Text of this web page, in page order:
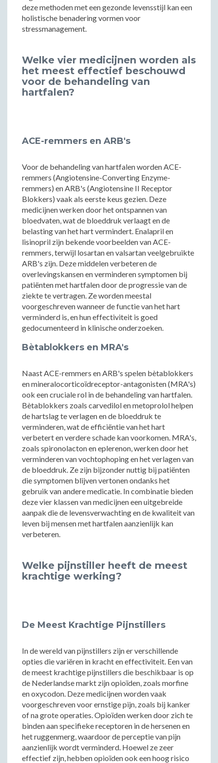
deze methoden met een gezonde levensstijl kan een
holistische benadering vormen voor
stressmanagement.
Welke vier medicijnen worden als
het meest effectief beschouwd
voor de behandeling van
hartfalen?
ACE-remmers en ARB's
Voor de behandeling van hartfalen worden ACE-
remmers (Angiotensine-Converting Enzyme-
remmers) en ARB's (Angiotensine II Receptor
Blokkers) vaak als eerste keus gezien. Deze
medicijnen werken door het ontspannen van
bloedvaten, wat de bloeddruk verlaagt en de
belasting van het hart vermindert. Enalapril en
lisinopril zijn bekende voorbeelden van ACE-
remmers, terwijl losartan en valsartan veelgebruikte
ARB's zijn. Deze middelen verbeteren de
overlevingskansen en verminderen symptomen bij
patiënten met hartfalen door de progressie van de
ziekte te vertragen. Ze worden meestal
voorgeschreven wanneer de functie van het hart
verminderd is, en hun effectiviteit is goed
gedocumenteerd in klinische onderzoeken.
Bètablokkers en MRA's
Naast ACE-remmers en ARB's spelen bètablokkers
en mineralocorticoïdreceptor-antagonisten (MRA's)
ook een cruciale rol in de behandeling van hartfalen.
Bètablokkers zoals carvedilol en metoprolol helpen
de hartslag te verlagen en de bloeddruk te
verminderen, wat de efficiëntie van het hart
verbetert en verdere schade kan voorkomen. MRA's,
zoals spironolacton en eplerenon, werken door het
verminderen van vochtophoping en het verlagen van
de bloeddruk. Ze zijn bijzonder nuttig bij patiënten
die symptomen blijven vertonen ondanks het
gebruik van andere medicatie. In combinatie bieden
deze vier klassen van medicijnen een uitgebreide
aanpak die de levensverwachting en de kwaliteit van
leven bij mensen met hartfalen aanzienlijk kan
verbeteren.
Welke pijnstiller heeft de meest
krachtige werking?
De Meest Krachtige Pijnstillers
In de wereld van pijnstillers zijn er verschillende
opties die variëren in kracht en effectiviteit. Een van
de meest krachtige pijnstillers die beschikbaar is op
de Nederlandse markt zijn opioïden, zoals morfine
en oxycodon. Deze medicijnen worden vaak
voorgeschreven voor ernstige pijn, zoals bij kanker
of na grote operaties. Opioïden werken door zich te
binden aan specifieke receptoren in de hersenen en
het ruggenmerg, waardoor de perceptie van pijn
aanzienlijk wordt verminderd. Hoewel ze zeer
effectief zijn, hebben opioïden ook een hoog risico